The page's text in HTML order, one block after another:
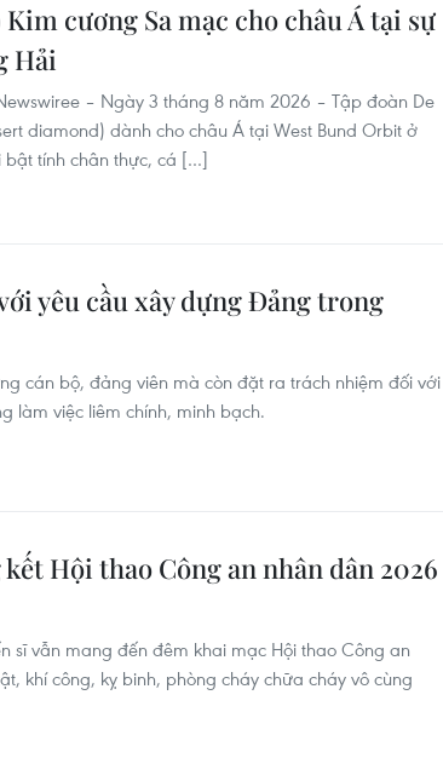
cương Sa mạc cho châu Á tại sự
Hải
– Ngày 3 tháng 8 năm 2026 – Tập đoàn De
diamond) dành cho châu Á tại West Bund Orbit ở
bật tính chân thực, cá […]
yêu cầu xây dựng Đảng trong
cán bộ, đảng viên mà còn đặt ra trách nhiệm đối với
làm việc liêm chính, minh bạch.
Hội thao Công an nhân dân 2026
sĩ vẫn mang đến đêm khai mạc Hội thao Công an
khí công, kỵ binh, phòng cháy chữa cháy vô cùng